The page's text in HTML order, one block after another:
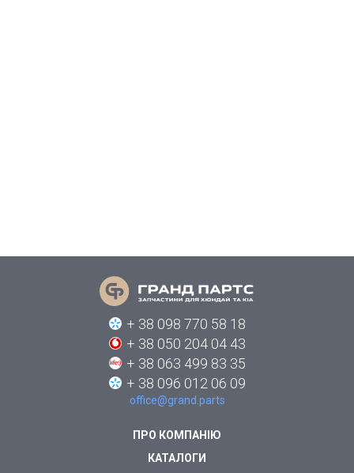
ПРО КОМПАНІЮ
КАТАЛОГИ
+ 38 098 770 58 18
+ 38 050 204 04 43
+ 38 063 499 83 35
+ 38 096 012 06 09
office@grand.parts